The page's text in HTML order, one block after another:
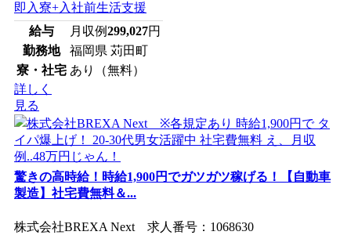
即入寮+入社前生活支援
給与
月収例299,027円
勤務地
福岡県 苅田町
寮・社宅 あり（無料）
詳しく
見る
驚きの高時給！時給1,900円でガツガツ稼げる！【自動車
製造】社宅費無料＆...
株式会社BREXA Next 求人番号：1068630